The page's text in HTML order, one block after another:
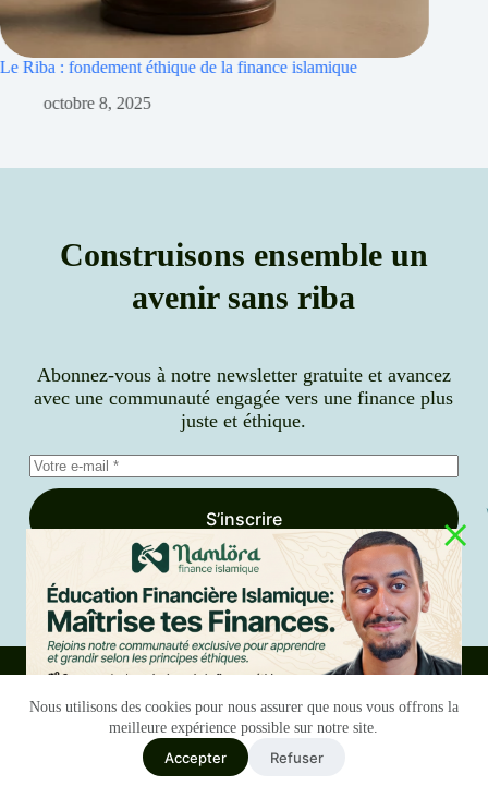
Nous utilisons des cookies pour nous assurer que nous vous offrons la
meilleure expérience possible sur notre site.
Accepter Refuser
Riba et inflation : islamique pour protéger le patrimoine
septembre 30, 2025
Construisons ensemble un
avenir sans riba
Abonnez-vous à notre newsletter gratuite et avancez
avec une communauté engagée vers une finance plus
juste et éthique.
S’inscrire
J’accepte lapolitique de confidentialité